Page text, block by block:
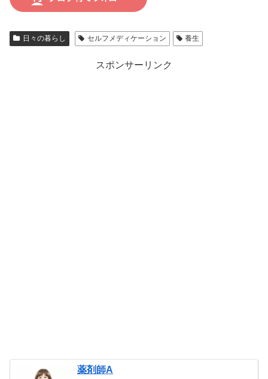
日々の暮らし セルフメディケーション 養生
スポンサーリンク
薬剤師A